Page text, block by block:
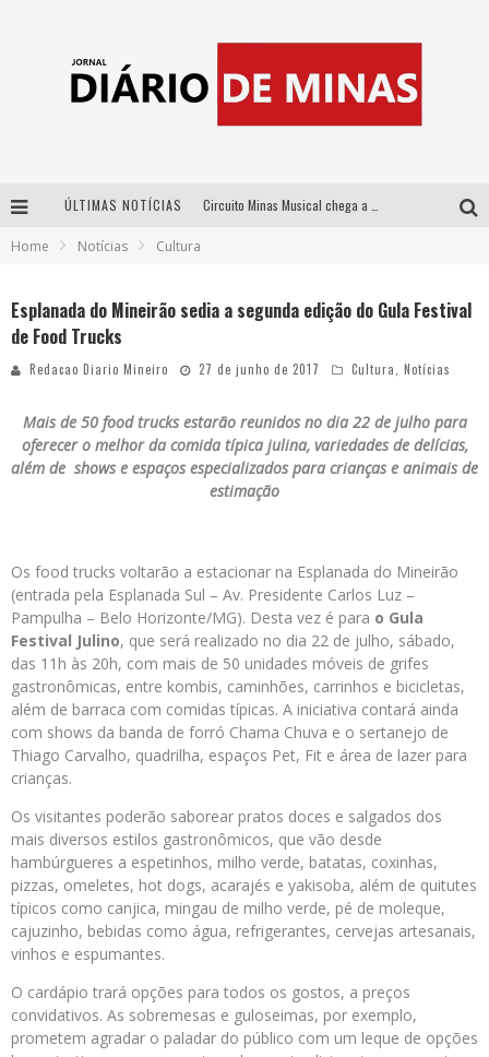
ÚLTIMAS NOTÍCIAS
Home Notícias Cultura
Esplanada do Mineirão sedia a segunda edição do Gula Festival
de Food Trucks
Redacao Diario Mineiro 27 de junho de 2017 Cultura Notícias
Mais de 50 food trucks estarão reunidos no dia 22 de julho para
oferecero melhor da comida típica julina, variedades de delícias,
além de shows e espaços especializados para crianças e animais de
estimação
Os food trucks voltarão a estacionar na Esplanada do Mineirão
(entrada pela Esplanada Sul – Av. Presidente Carlos Luz –
Pampulha – Belo Horizonte/MG). Desta vez é para o Gula
Festival Julino, que será realizado no dia 22 de julho, sábado,
das 11h às 20h, com mais de 50 unidades móveis de grifes
gastronômicas, entre kombis, caminhões, carrinhos e bicicletas,
além de barraca com comidas típicas. A iniciativa contará ainda
com shows da banda de forró Chama Chuva e o sertanejo de
Thiago Carvalho, quadrilha, espaços Pet, Fit e área de lazer para
crianças.
Os visitantes poderão saborear pratos doces e salgados dos
mais diversos estilos gastronômicos, que vão desde
hambúrgueres a espetinhos, milho verde, batatas, coxinhas,
pizzas, omeletes, hot dogs, acarajés e yakisoba, além de quitutes
típicos como canjica, mingau de milho verde, pé de moleque,
cajuzinho, bebidas como água, refrigerantes, cervejas artesanais,
vinhos e espumantes.
O cardápio trará opções para todos os gostos, a preços
convidativos. As sobremesas e guloseimas, por exemplo,
prometem agradar o paladar do público com um leque de opções